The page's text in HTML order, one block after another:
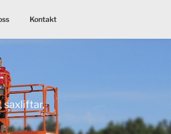
Kontakt
saxliftar,